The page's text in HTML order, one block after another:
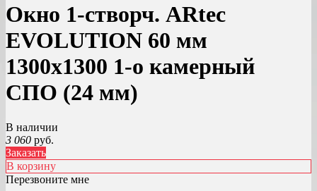
Окно 1-створч. ARtec
EVOLUTION 60 мм
1300х1300 1-о камерный
СПО (24 мм)
В наличии
3 060 руб.
Заказать
В корзину
Перезвоните мне